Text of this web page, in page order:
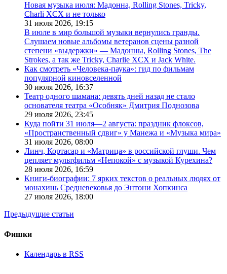
Новая музыка июля: Мадонна, Rolling Stones, Tricky,
Charli XCX и не только
31 июля 2026, 19:15
В июле в мир большой музыки вернулись гранды.
Слушаем новые альбомы ветеранов сцены разной
степени «выдержки» — Мадонны, Rolling Stones, The
Strokes, а так же Tricky, Charlie XCX и Jack White.
Как смотреть «Человека-паука»: гид по фильмам
популярной киновселенной
30 июля 2026, 16:37
Театр одного шамана: девять дней назад не стало
основателя театра «Особняк» Дмитрия Поднозова
29 июля 2026, 23:45
Куда пойти 31 июля—2 августа: праздник флоксов,
«Пространственный сдвиг» у Манежа и «Музыка мира»
31 июля 2026, 08:00
Линч, Кортасар и «Матрица» в российской глуши. Чем
цепляет мультфильм «Непокой» с музыкой Курехина?
28 июля 2026, 16:59
Книги-биографии: 7 ярких текстов о реальных людях от
монахинь Средневековья до Энтони Хопкинса
27 июля 2026, 18:00
Предыдущие статьи
Фишки
Календарь в RSS